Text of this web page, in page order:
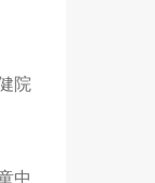
院
中